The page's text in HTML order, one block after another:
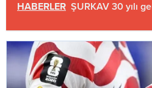
HABERLER ŞURKAV 30 yılı